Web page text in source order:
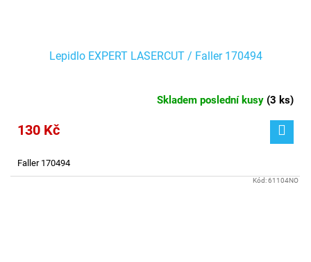
Lepidlo EXPERT LASERCUT / Faller 170494
Skladem poslední kusy (3 ks)
130 Kč
Faller 170494
Kód:61104NO